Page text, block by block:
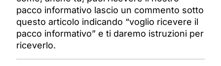
pacco informativo lascio un commento sotto
questo articolo indicando “voglio ricevere il
pacco informativo” e ti daremo istruzioni per
riceverlo.